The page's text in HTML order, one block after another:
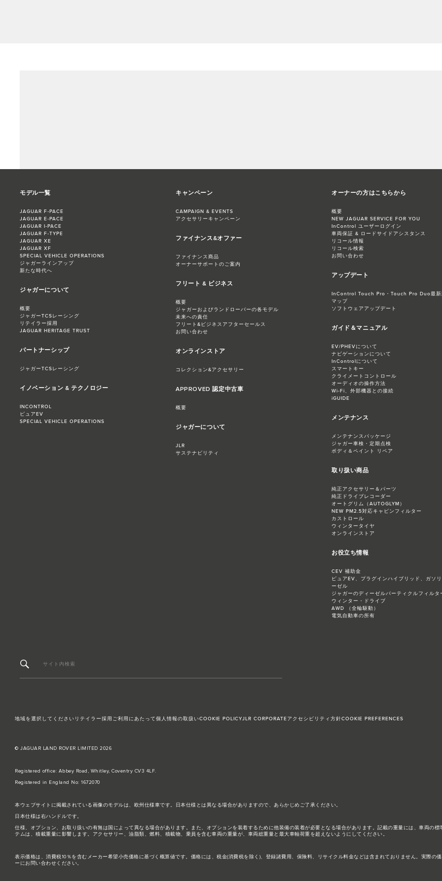
モデル一覧
JAGUAR F‑PACE
JAGUAR E‑PACE
JAGUAR I‑PACE
JAGUAR F‑TYPE
JAGUAR XE
JAGUAR XF
SPECIAL VEHICLE OPERATIONS
ジャガーラインアップ
新たな時代へ
ジャガーについて
概要
ジャガーTCSレーシング
リテイラー採用
JAGUAR HERITAGE TRUST
パートナーシップ
ジャガーTCSレーシング
イノベーション & テクノロジー
INCONTROL
ピュアEV
SPECIAL VEHICLE OPERATIONS
キャンペーン
CAMPAIGN & EVENTS
アクセサリーキャンペーン
ファイナンス&オファー
ファイナンス商品
オーナーサポートのご案内
フリート & ビジネス
概要
ジャガーおよびランドローバーの各モデル
未来への責任
フリート&ビジネスアフターセールス
お問い合わせ
オンラインストア
コレクション&アクセサリー
APPROVED 認定中古車
概要
ジャガーについて
JLR
サステナビリティ​
オーナーの方はこちらから
概要
NEW JAGUAR SERVICE FOR YOU
InControl ユーザーログイン
車両保証 & ロードサイドアシスタンス
リコール情報
リコール検索
お問い合わせ
アップデート
InControl Touch Pro・Touch Pro Duo最新
マップ
ソフトウェアアップデート
ガイド＆マニュアル
EV/PHEVについて
ナビゲーションについて
InControlについて
スマートキー
クライメートコントロール
オーディオの操作方法
Wi-Fi、外部機器との接続
iGUIDE
メンテナンス
メンテナンスパッケージ
ジャガー​車検・定期点検
ボディ＆ペイント リペア
取り扱い商品
純正アクセサリー＆パーツ
純正ドライブレコーダー
オートグリム（AUTOGLYM）
NEW PM2.5対応​キャビンフィルター
カストロール
ウィンタータイヤ
オンラインストア
お役立ち情報
CEV 補助金
ピュアEV、プラグインハイブリッド、ガソ
ーゼル
ジャガーのディーゼルパーティクルフィルタ
ウィンター・ドライブ
AWD （全輪駆動）
電気自動車の所有
サイト内検索
地域を選択してください リテイラー採用 ご利用にあたって個人情報の取扱いCOOKIE POLICYJLR CORPORATEアクセシビリティ方針COOKIE PREFERENCES
© JAGUAR LAND ROVER LIMITED 2026
Registered office: Abbey Road, Whitley, Coventry CV3 4LF.
Registered in England No: 1672070
本ウェブサイトに掲載されている画像のモデルは、欧州仕様車です。日本仕様とは異なる場合がありますので、あらかじめご了承ください。
日本仕様は右ハンドルです。
仕様、オプション、お取り扱いの有無は国によって異なる場合があります。また、オプションを装着するために他装備の装着が必要となる場合があります。記載の重量には、車両の
テムは、積載重量に影響します。アクセサリー、油脂類、燃料、積載物、乗員を含む車両の重量が、車両総重量と最大車軸荷重を超えないようにしてください。
表示価格は、消費税10％を含むメーカー希望小売価格に基づく概算値です。価格には、税金(消費税を除く)、登録諸費用、保険料、リサイクル料金などは含まれておりません。実際
ーにお問い合わせください。